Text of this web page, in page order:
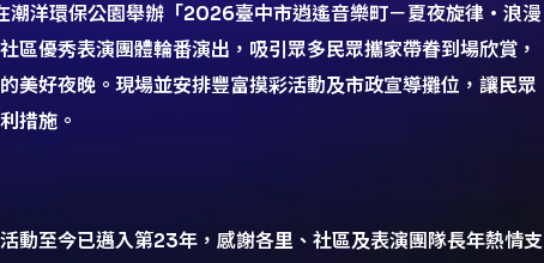
洋環保公園舉辦「2026臺中市逍遙音樂町－夏夜旋律・浪漫
區優秀表演團體輪番演出，吸引眾多民眾攜家帶眷到場欣賞，
美好夜晚。現場並安排豐富摸彩活動及市政宣導攤位，讓民眾
措施。
動至今已邁入第23年，感謝各里、社區及表演團隊長年熱情支